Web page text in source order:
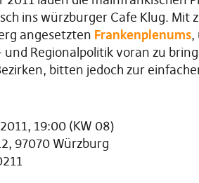
ins würzburger Cafe Klug. Mit
angesetzten Frankenplenums,
und Regionalpolitik voran zu
bitten jedoch zur
19:00 (KW 08)
97070 Würzburg